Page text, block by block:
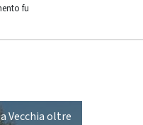
fu
Vecchia oltre